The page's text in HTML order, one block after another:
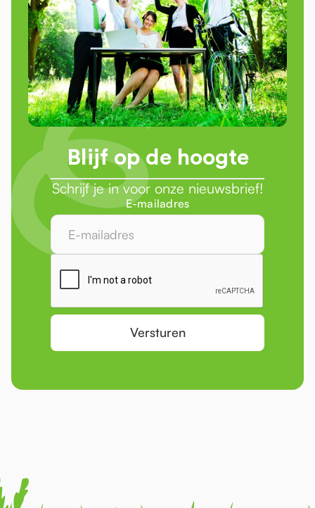
Blijf op de hoogte
Schrijf je in voor onze nieuwsbrief!
E-mailadres